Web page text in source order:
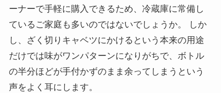
ーナーで手軽に購入できるため、冷蔵庫に常備し
ているご家庭も多いのではないでしょうか。 しか
し、ざく切りキャベツにかけるという本来の用途
だけでは味がワンパターンになりがちで、ボトル
の半分ほどが手付かずのまま余ってしまうという
声をよく耳にします。